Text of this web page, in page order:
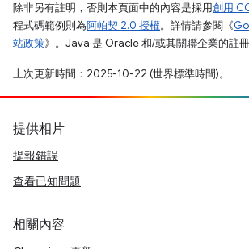
除非另有註明，否則本頁面中的內容是採用創用
程式碼範例則為阿帕契 2.0 授權。詳情請參閱《
站政策》。Java 是 Oracle 和/或其關聯企業的註冊
上次更新時間：2025-10-22 (世界標準時間)。
提供相片
提報錯誤
查看已知問題
相關內容